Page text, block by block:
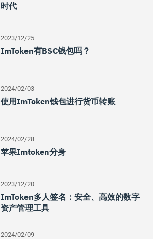
时代
2023/12/25
ImToken有BSC钱包吗？
2024/02/03
使用imToken钱包进行货币转账
2024/02/28
苹果imtoken分身
2023/12/20
ImToken多人签名：安全、高效的数字
资产管理工具
2024/02/09